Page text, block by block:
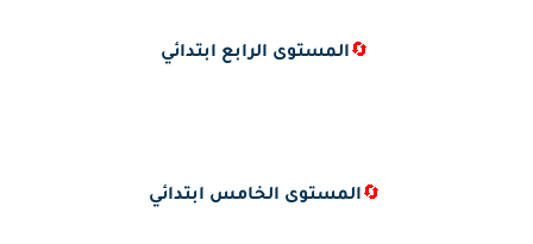
🔄المستوى الرابع ابتدائي
🔄المستوى الخامس ابتدائي